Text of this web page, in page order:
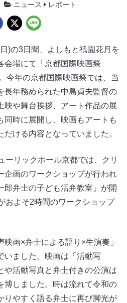
ニュース レポート
)の3日間、よしもと祇園花月を
会場にて「京都国際映画祭
今年の京都国際映画祭では、当
長年務められた中島貞夫監督の
映や舞台挨拶、アート作品の展
同時に展開し、映画もアートも
ける内容となっていました。
ーリックホール京都では、クリ
企画のワークショップが行われ
郎弁士の子ども活弁教室』が開
およそ2時間のワークショップ
画×弁士による語り×生演奏」
いました。映画は「活動写
や活動写真と弁士付きの公演は
博しました。時は流れて令和の
りやすく語る弁士に再び脚光が